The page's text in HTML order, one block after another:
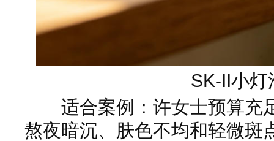
SK-II小灯
适合案例：许女士预算充
熬夜暗沉、肤色不均和轻微斑